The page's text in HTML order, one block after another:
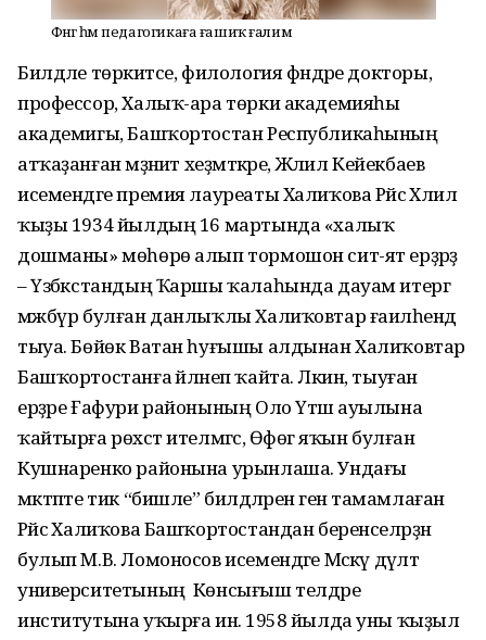
Фәнгә һәм педагогикаға ғашиҡ ғалим
Билдәле төркиәтсе, филология фәндәре докторы,
профессор, Халыҡ-ара төрки академияһы
академигы, Башҡортостан Республикаһының
атҡаҙанған мәҙәниәт хеҙмәткәре, Жәлил Кейекбаев
исемендәге премия лауреаты Халиҡова Рәйсә Хәлил
ҡыҙы 1934 йылдың 16 мартында «халыҡ
дошманы» мөһөрө алып тормошон сит-ят ерҙәрҙә
– Үзбәкстандың Ҡаршы ҡалаһында дауам итергә
мәжбүр булған данлыҡлы Халиҡовтар ғаиләһендә
тыуа. Бөйөк Ватан һуғышы алдынан Халиҡовтар
Башҡортостанға әйләнеп ҡайта. Ләкин, тыуған
ерҙәре Ғафури районының Оло Үтәш ауылына
ҡайтырға рөхсәт ителмәгәс, Өфөгә яҡын булған
Кушнаренко районына урынлаша. Ундағы
мәктәпте тик “бишле” билдәләренә генә тамамлаған
Рәйсә Халиҡова Башҡортостандан беренселәрҙән
булып М.В. Ломоносов исемендәге Мәскәү дәүләт
университетының Көнсығыш телдәре
институтына уҡырға инә. 1958 йылда уны ҡыҙыл